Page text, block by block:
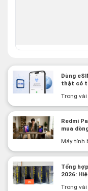
Dùng
thật có
Trong vài
Redmi
mua
Máy tính
Tổng
2026:
Trong vài